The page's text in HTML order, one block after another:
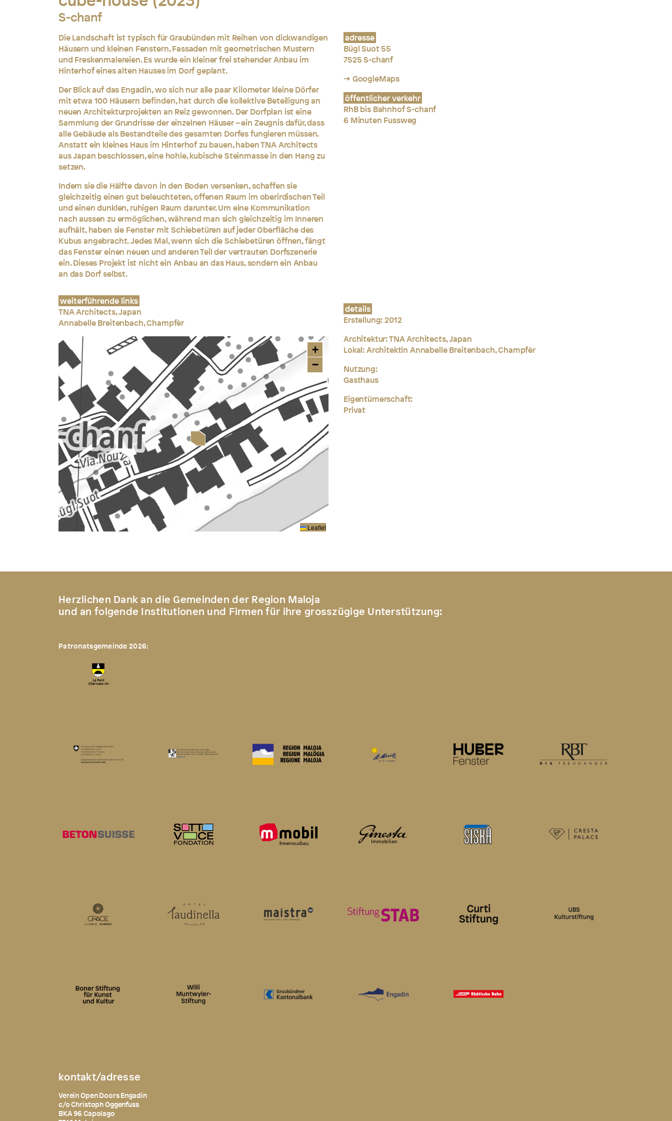
S-chanf
Die Landschaft ist typisch für Graubünden mit Reihen von dickwandigen
Häusern und kleinen Fenstern, Fassaden mit geometrischen Mustern
und Freskenmalereien. Es wurde ein kleiner frei stehender Anbau im
Hinterhof eines alten Hauses im Dorf geplant.
Der Blick auf das Engadin, wo sich nur alle paar Kilometer kleine Dörfer
mit etwa 100 Häusern befinden, hat durch die kollektive Beteiligung an
neuen Architekturprojekten an Reiz gewonnen. Der Dorfplan ist eine
Sammlung der Grundrisse der einzelnen Häuser – ein Zeugnis dafür, dass
alle Gebäude als Bestandteile des gesamten Dorfes fungieren müssen.
Anstatt ein kleines Haus im Hinterhof zu bauen, haben TNA Architects
aus Japan beschlossen, eine hohle, kubische Steinmasse in den Hang zu
setzen.
Indem sie die Hälfte davon in den Boden versenken, schaffen sie
gleichzeitig einen gut beleuchteten, offenen Raum im oberirdischen Teil
und einen dunklen, ruhigen Raum darunter. Um eine Kommunikation
nach aussen zu ermöglichen, während man sich gleichzeitig im Inneren
aufhält, haben sie Fenster mit Schiebetüren auf jeder Oberfläche des
Kubus angebracht. Jedes Mal, wenn sich die Schiebetüren öffnen, fängt
das Fenster einen neuen und anderen Teil der vertrauten Dorfszenerie
ein. Dieses Projekt ist nicht ein Anbau an das Haus, sondern ein Anbau
an das Dorf selbst.
adresse
Bügl Suot 55
7525 S-chanf
→ GoogleMaps
öffentlicher verkehr
RhB bis Bahnhof S-chanf
6 Minuten Fussweg
details
Erstellung: 2012
Architektur: TNA Architects, Japan
Lokal: Architektin Annabelle Breitenbach, Champfèr
Nutzung:
Gasthaus
Eigentümerschaft:
Privat
weiterführende links
TNA Architects, Japan
Annabelle Breitenbach, Champfèr
+
−
Leaflet
Herzlichen Dank an die Gemeinden der Region Maloja
und an folgende Institutionen und Firmen für ihre grosszügige Unterstützung:
Patronatsgemeinde 2026:
kontakt/adresse
Verein Open Doors Engadin
c/o Christoph Oggenfuss
BKA 96 Capolago